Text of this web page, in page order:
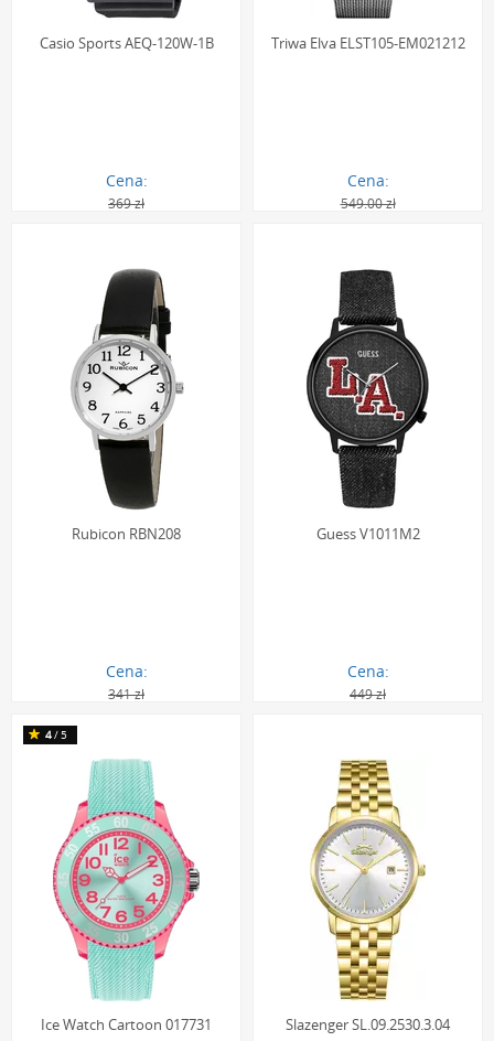
Casio Sports AEQ-120W-1B
Cena:
369 zł
Triwa Elva ELST105-EM021212
Cena:
549.00 zł
Rubicon RBN208
Cena:
341 zł
Guess V1011M2
Cena:
449 zł
Ice Watch Cartoon 017731
4/5
Slazenger SL.09.2530.3.04